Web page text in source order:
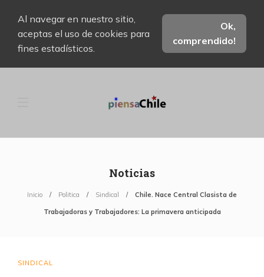
Al navegar en nuestro sitio,
aceptas el uso de cookies para
fines estadísticos.
Ok,
comprendido!
Noticias
Inicio Politica Sindical Chile. Nace Central Clasista de
Trabajadoras y Trabajadores: La primavera anticipada
SINDICAL